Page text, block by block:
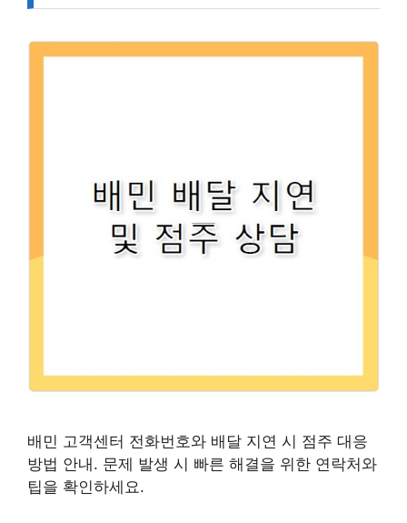
배민 고객센터 전화번호와 배달 지연 시 점주 대응
방법 안내. 문제 발생 시 빠른 해결을 위한 연락처와
팁을 확인하세요.